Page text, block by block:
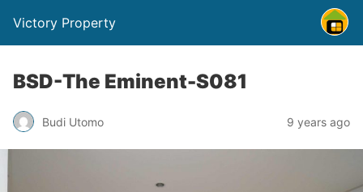
Victory Property
BSD-The Eminent-S081
Budi Utomo 9 years ago